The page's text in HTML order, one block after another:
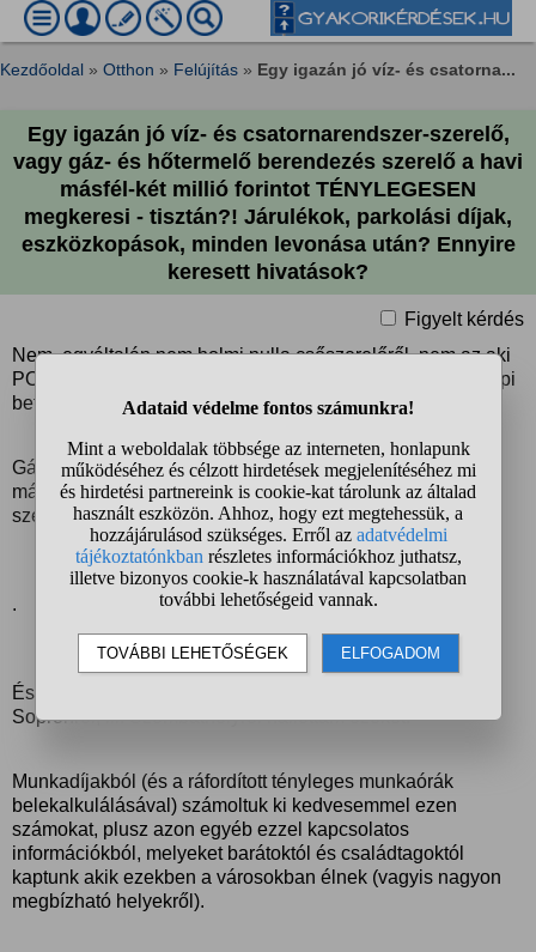
Kezdőoldal » Otthon » Felújítás » Egy igazán jó víz- és csatorna...
Egy igazán jó víz- és csatornarendszer-szerelő,
vagy gáz- és hőtermelő berendezés szerelő a havi
másfél-két millió forintot TÉNYLEGESEN
megkeresi - tisztán?! Járulékok, parkolási díjak,
eszközkopások, minden levonása után? Ennyire
keresett hivatások?
Figyelt kérdés
Nem, egyáltalán nem holmi nulla csőszerelőről, nem az aki
PONT NEM a munkájából kereste (egy idő után már) a napi
betevőjét.
Gáz- és hőtermelő berendezés szerelőkről van szó! Nem
másokról! Egyedül gáz- és hőtermelő berendezés
szerelőkről, illetve víz- és csatornarendszer szerelőkről.
.
És még csak nem is a főváros! Székesfehérvárról,
Sopronról, ill. Szombathelyről hallottam ezeket.
Munkadíjakból (és a ráfordított tényleges munkaórák
belekalkulálásával) számoltuk ki kedvesemmel ezen
számokat, plusz azon egyéb ezzel kapcsolatos
információkból, melyeket barátoktól és családtagoktól
kaptunk akik ezekben a városokban élnek (vagyis nagyon
megbízható helyekről).